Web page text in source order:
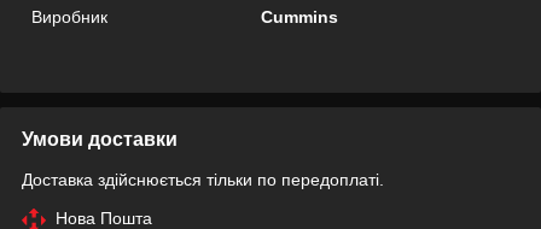
Виробник
Cummins
Умови доставки
Доставка здійснюється тільки по передоплаті.
Нова Пошта